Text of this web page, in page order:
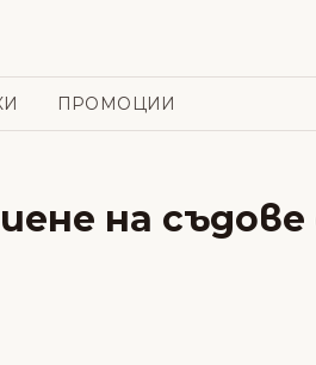
ПРОМОЦИИ
на съдове